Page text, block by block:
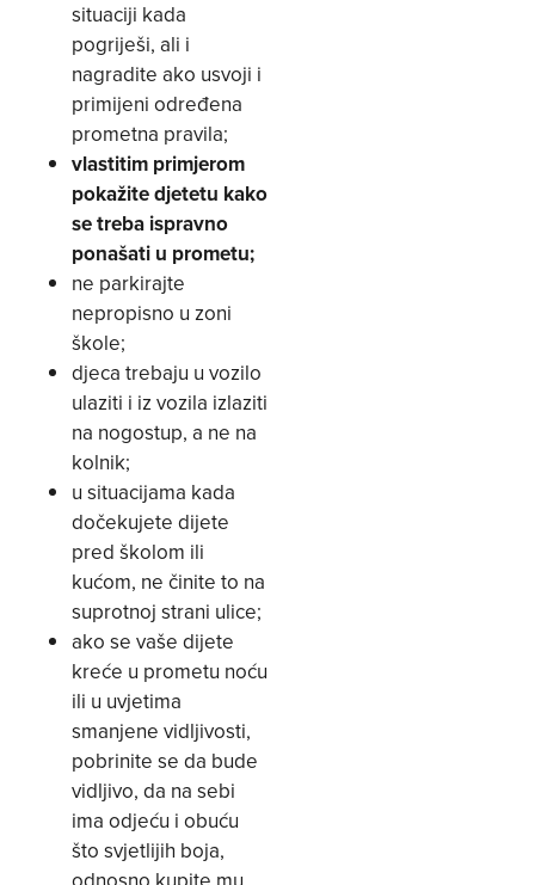
situaciji kada
pogriješi, ali i
nagradite ako usvoji i
primijeni određena
prometna pravila;
vlastitim primjerom
pokažite djetetu kako
se treba ispravno
ponašati u prometu;
ne parkirajte
nepropisno u zoni
škole;
djeca trebaju u vozilo
ulaziti i iz vozila izlaziti
na nogostup, a ne na
kolnik;
u situacijama kada
dočekujete dijete
pred školom ili
kućom, ne činite to na
suprotnoj strani ulice;
ako se vaše dijete
kreće u prometu noću
ili u uvjetima
smanjene vidljivosti,
pobrinite se da bude
vidljivo, da na sebi
ima odjeću i obuću
što svjetlijih boja,